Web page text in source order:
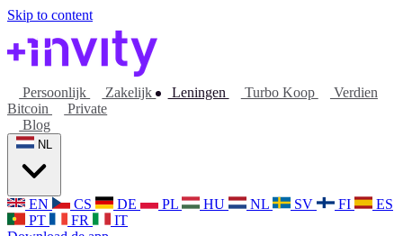
Skip to content
Persoonlijk Zakelijk Leningen Turbo Koop
Verdien
Bitcoin
Private
Blog
EN CS DE PL HU NL SV FI
ES
PT
FR
IT